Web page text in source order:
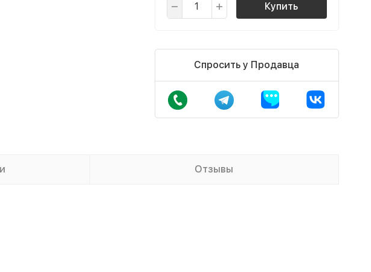
Купить
Спросить у Продавца
Отзывы